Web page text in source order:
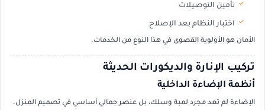
تأمين التوصيلات
اختبار النظام بعد الإصلاح
الأمان هو الأولوية القصوى في هذا النوع من الخدمات.
تركيب الإنارة والديكورات الحديثة
أنظمة الإضاءة الداخلية
الإضاءة لم تعد مجرد لمبة وسلك، بل عنصر جمالي أساسي في تصميم المنزل.